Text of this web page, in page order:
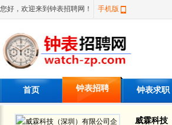
您好，欢迎来到钟表招聘网！ 手机版
首页 钟表招聘 钟表求职
威霖科技